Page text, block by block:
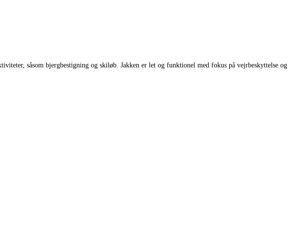
såsom bjergbestigning og skiløb. Jakken er let og funktionel med fokus på vejrbeskyttelse og